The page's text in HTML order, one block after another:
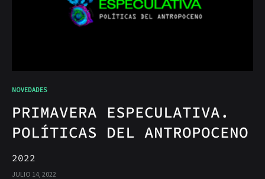
NOVEDADES
PRIMAVERA ESPECULATIVA.
POLÍTICAS DEL ANTROPOCENO
2022
JULIO 14, 2022